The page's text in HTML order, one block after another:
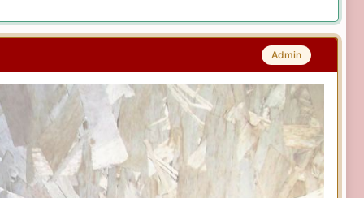
Admin